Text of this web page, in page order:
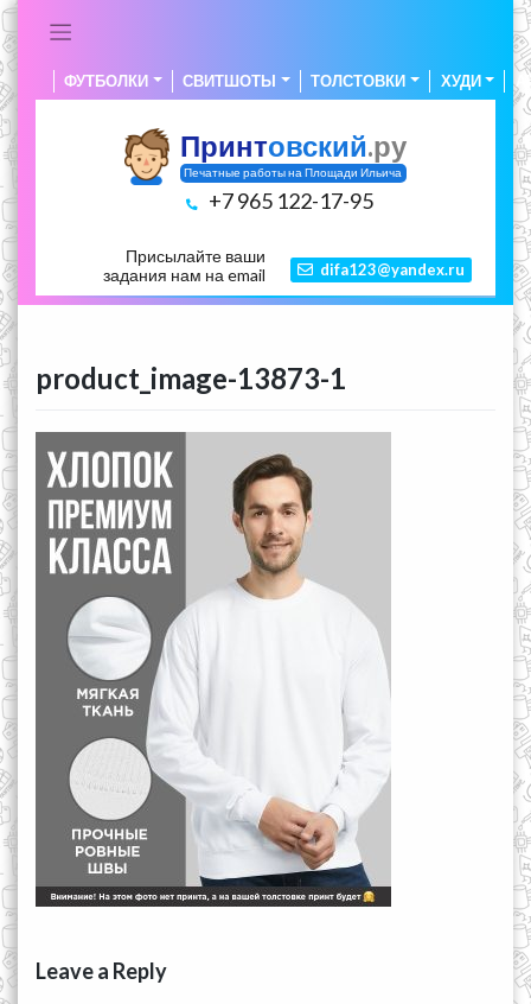
ФУТБОЛКИ СВИТШОТЫ ТОЛСТОВКИ ХУДИ
Принтовский.ру
Печатные работы на Площади Ильича
+7 965 122-17-95
Присылайте ваши
задания нам на email
difa123@yandex.ru
product_image-13873-1
Leave a Reply